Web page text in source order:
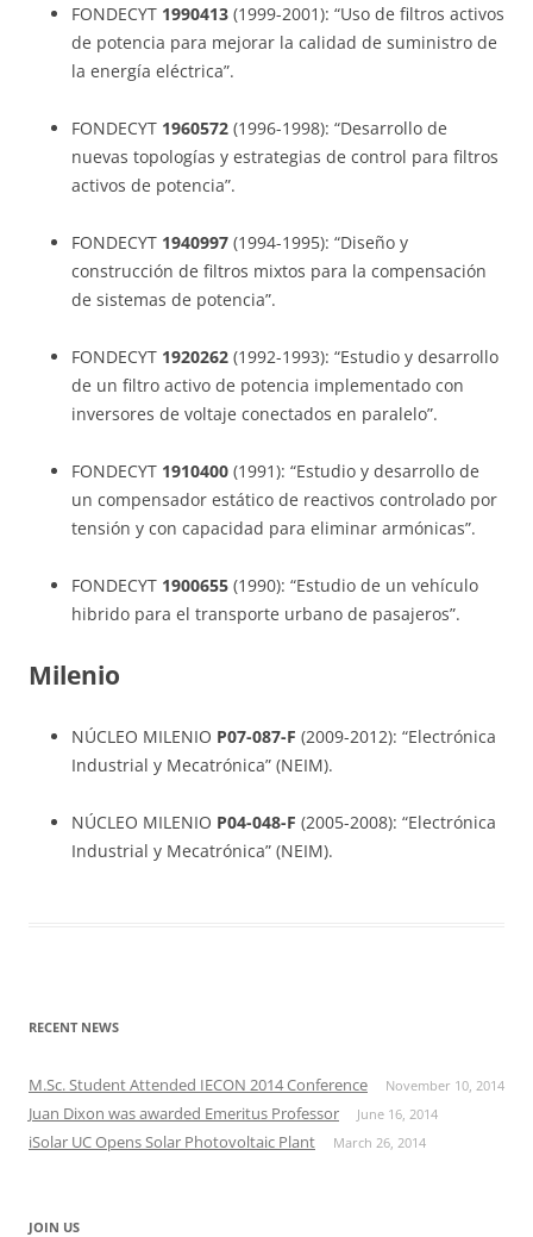
FONDECYT 1990413 (1999-2001): “Uso de filtros activos
de potencia para mejorar la calidad de suministro de
la energía eléctrica”.
FONDECYT 1960572 (1996-1998): “Desarrollo de
nuevas topologías y estrategias de control para filtros
activos de potencia”.
FONDECYT 1940997 (1994-1995): “Diseño y
construcción de filtros mixtos para la compensación
de sistemas de potencia”.
FONDECYT 1920262 (1992-1993): “Estudio y desarrollo
de un filtro activo de potencia implementado con
inversores de voltaje conectados en paralelo”.
FONDECYT 1910400 (1991): “Estudio y desarrollo de
un compensador estático de reactivos controlado por
tensión y con capacidad para eliminar armónicas”.
FONDECYT 1900655 (1990): “Estudio de un vehículo
hibrido para el transporte urbano de pasajeros”.
Milenio
NÚCLEO MILENIO P07-087-F (2009-2012): “Electrónica
Industrial y Mecatrónica” (NEIM).
NÚCLEO MILENIO P04-048-F (2005-2008): “Electrónica
Industrial y Mecatrónica” (NEIM).
RECENT NEWS
M.Sc. Student Attended IECON 2014 Conference November 10, 2014
Juan Dixon was awarded Emeritus Professor June 16, 2014
iSolar UC Opens Solar Photovoltaic Plant March 26, 2014
JOIN US